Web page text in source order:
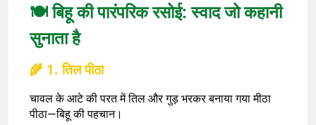
🍽️ बिहू की पारंपरिक रसोई: स्वाद जो कहानी
सुनाता है
🌾 1. तिल पीठा
चावल के आटे की परत में तिल और गुड़ भरकर बनाया गया मीठा
पीठा—बिहू की पहचान।